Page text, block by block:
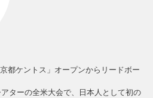
都ケントス」オープンからリードボー
ターの全米大会で、日本人として初の